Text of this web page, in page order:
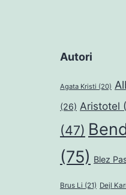
Autori
Agata Kristi (20)
(26) Aristotel
(47)
(75) Blez
Brus Li (21) Dejl